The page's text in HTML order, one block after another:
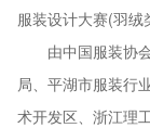
服装设计大赛(羽绒
由中国服装协
局、平湖市服装行
术开发区、浙江理